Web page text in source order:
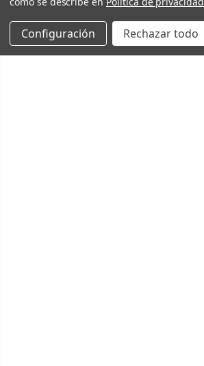
Configuración Rechazar todo